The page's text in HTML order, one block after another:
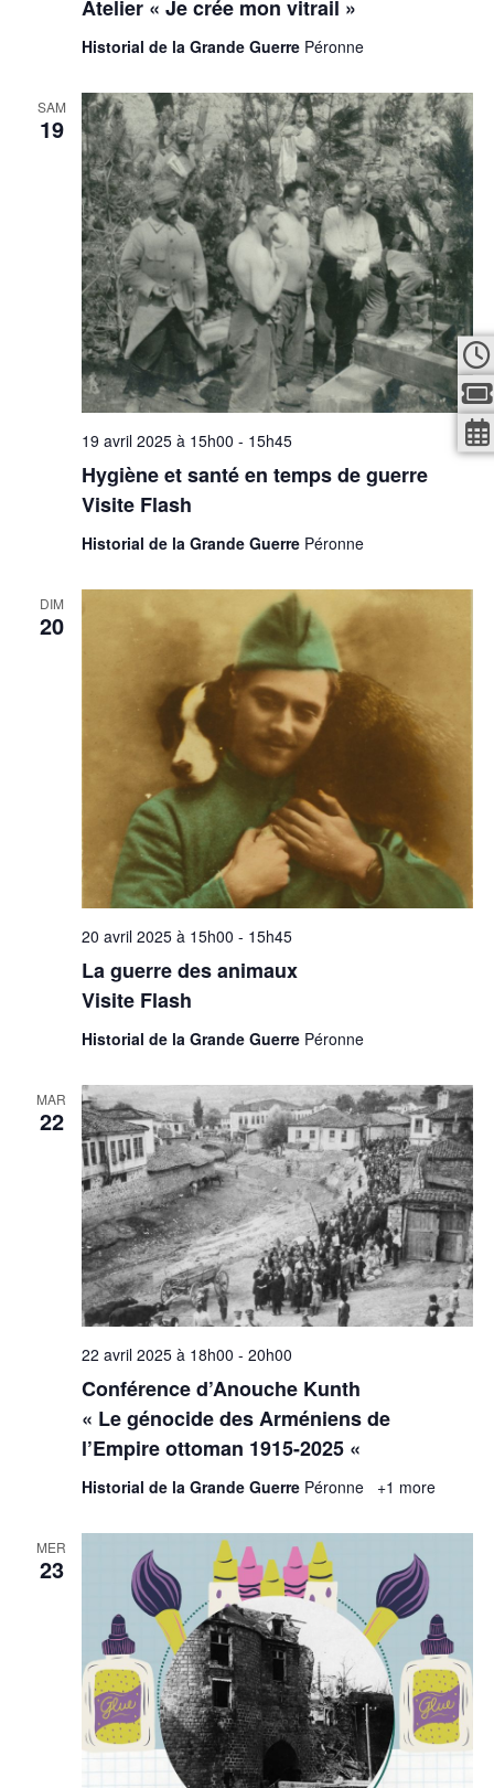
Atelier « Je crée mon vitrail »
Historial de la Grande Guerre Péronne
SAM
19
Hygiène et santé en temps de guerre
Visite Flash
19 avril 2025 à 15h00 - 15h45
Historial de la Grande Guerre Péronne
DIM
20
La guerre des animaux
Visite Flash
20 avril 2025 à 15h00 - 15h45
Historial de la Grande Guerre Péronne
MAR
22
Conférence d’Anouche Kunth
« Le génocide des Arméniens de
l’Empire ottoman 1915-2025 «
22 avril 2025 à 18h00 - 20h00
Historial de la Grande Guerre Péronne +1 more
MER
23